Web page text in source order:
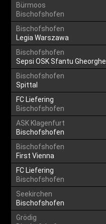
Bürmoos
Bischofshofen
Bischofshofen
Legia Warszawa
Bischofshofen
Sepsi OSK Sfantu Gheorghe
Bischofshofen
Spittal
FC Liefering
Bischofshofen
ASK Klagenfurt
Bischofshofen
Bischofshofen
First Vienna
FC Liefering
Bischofshofen
Seekirchen
Bischofshofen
Grödig